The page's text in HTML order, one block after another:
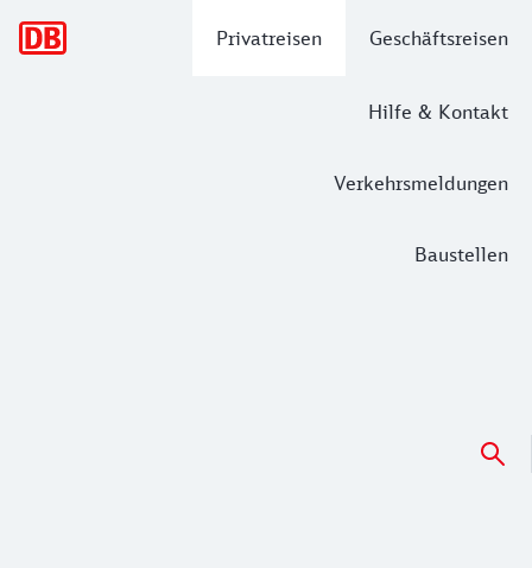
Privatreisen Geschäftsreisen
Hilfe & Kontakt
Verkehrsmeldungen
Baustellen